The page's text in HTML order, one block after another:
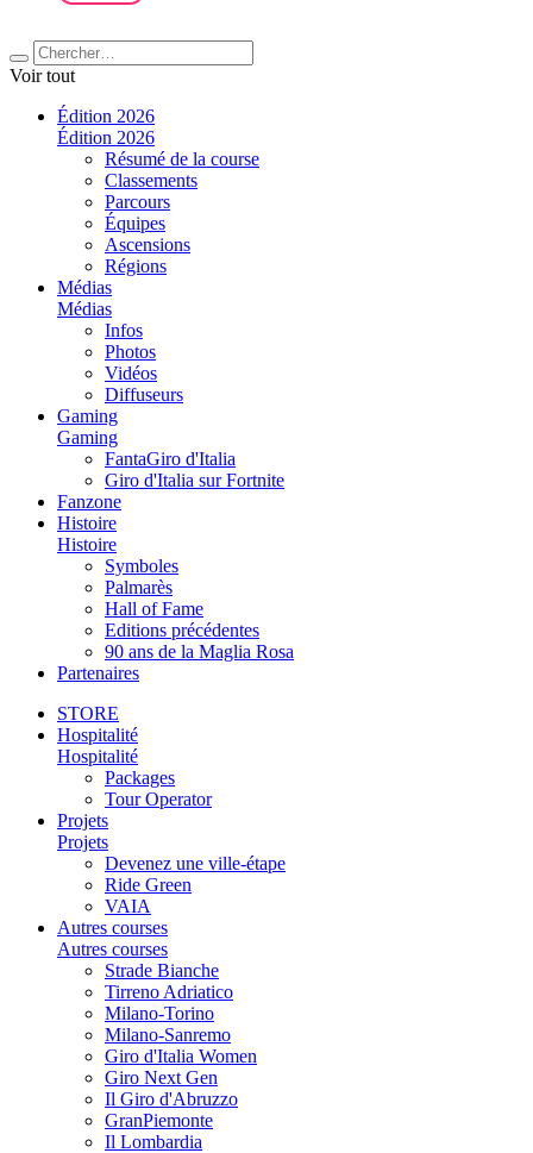
Voir tout
Édition 2026
Édition 2026
Résumé de la course
Classements
Parcours
Équipes
Ascensions
Régions
Médias
Médias
Infos
Photos
Vidéos
Diffuseurs
Gaming
Gaming
FantaGiro d'Italia
Giro d'Italia sur Fortnite
Fanzone
Histoire
Histoire
Symboles
Palmarès
Hall of Fame
Editions précédentes
90 ans de la Maglia Rosa
Partenaires
STORE
Hospitalité
Hospitalité
Packages
Tour Operator
Projets
Projets
Devenez une ville-étape
Ride Green
VAIA
Autres courses
Autres courses
Strade Bianche
Tirreno Adriatico
Milano-Torino
Milano-Sanremo
Giro d'Italia Women
Giro Next Gen
Il Giro d'Abruzzo
GranPiemonte
Il Lombardia